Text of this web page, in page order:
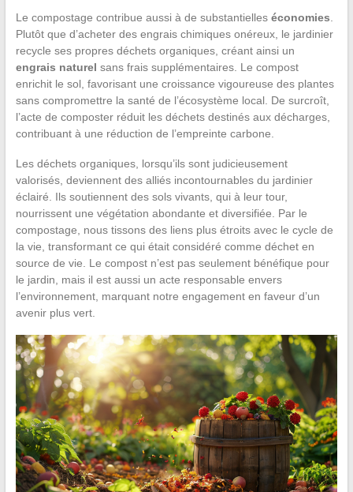
Le compostage contribue aussi à de substantielles économies
Plutôt que d’acheter des engrais chimiques onéreux, le jardinier
recycle ses propres déchets organiques, créant ainsi un
engrais naturel sans frais supplémentaires. Le compost
enrichit le sol, favorisant une croissance vigoureuse des plantes
sans compromettre la santé de l’écosystème local. De surcroît,
l’acte de composter réduit les déchets destinés aux décharges,
contribuant à une réduction de l’empreinte carbone.
Les déchets organiques, lorsqu’ils sont judicieusement
valorisés, deviennent des alliés incontournables du jardinier
éclairé. Ils soutiennent des sols vivants, qui à leur tour,
nourrissent une végétation abondante et diversifiée. Par le
compostage, nous tissons des liens plus étroits avec le cycle de
la vie, transformant ce qui était considéré comme déchet en
source de vie. Le compost n’est pas seulement bénéfique pour
le jardin, mais il est aussi un acte responsable envers
l’environnement, marquant notre engagement en faveur d’un
avenir plus vert.